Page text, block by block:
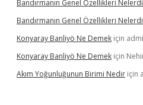
Bandırmanın Genel Özellikleri
Bandırmanın Genel Özellikleri
Konyaray Banliyö Ne Demek için
Konyaray Banliyö Ne Demek için
Akım Yoğunluğunun Birimi Nedir için